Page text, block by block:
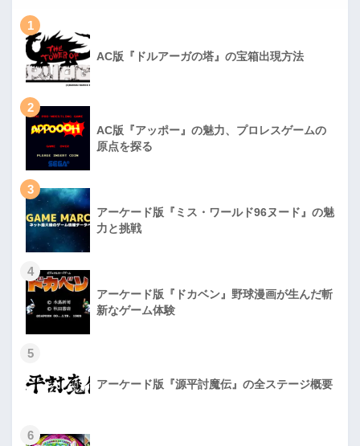
1
AC版『ドルアーガの塔』の宝箱出現方法
2
AC版『アッポー』の魅力、プロレスゲームの
原点を探る
3
アーケード版『ミス・ワールド96ヌード』の魅
力と挑戦
4
アーケード版『ドカベン』野球漫画が生んだ斬
新なゲーム体験
5
アーケード版『源平討魔伝』の全ステージ概要
6